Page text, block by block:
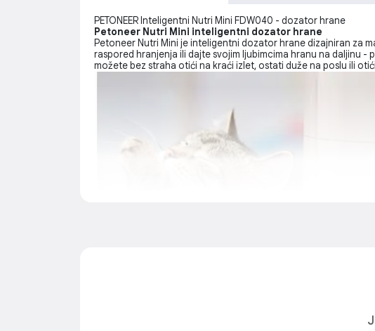
PETONEER Inteligentni Nutri Mini FDW040 - dozator hrane
Petoneer Nutri Mini inteligentni dozator hrane
Petoneer Nutri Mini je inteligentni dozator hrane dizajniran za
raspored hranjenja ili dajte svojim ljubimcima hranu na daljinu
možete bez straha otići na kraći izlet, ostati duže na poslu ili